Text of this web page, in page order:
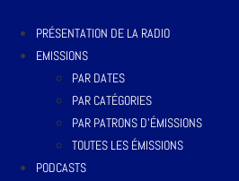
PRÉSENTATION DE LA RADIO
EMISSIONS
PAR DATES
PAR CATÉGORIES
PAR PATRONS D’ÉMISSIONS
TOUTES LES ÉMISSIONS
PODCASTS